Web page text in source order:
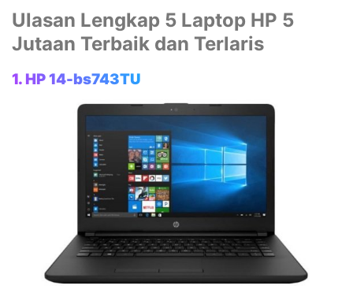
Ulasan Lengkap 5 Laptop HP 5
Jutaan Terbaik dan Terlaris
1. HP 14-bs743TU